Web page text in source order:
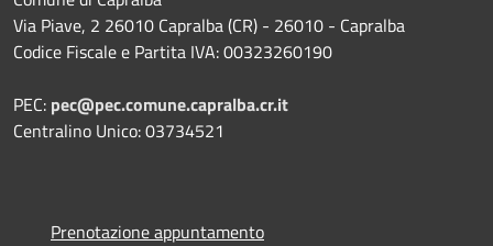
Via Piave, 2 26010 Capralba (CR) - 26010 - Capralba
Codice Fiscale e Partita IVA: 00323260190
PEC: pec@pec.comune.capralba.cr.it
Centralino Unico: 03734521
Prenotazione appuntamento